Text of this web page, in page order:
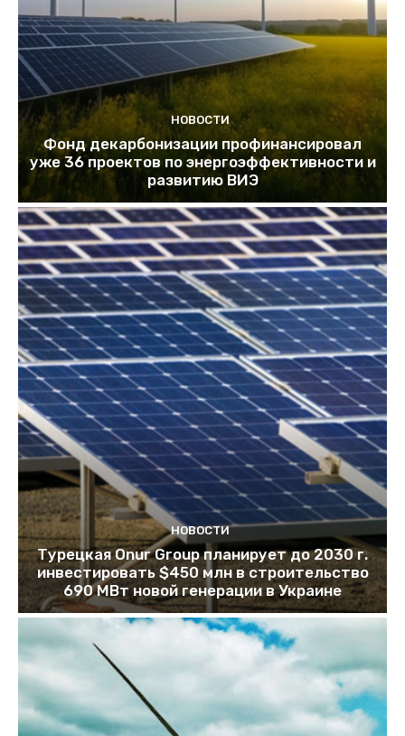
НОВОСТИ
Фонд декарбонизации профинансировал
уже 36 проектов по энергоэффективности и
развитию ВИЭ
НОВОСТИ
Турецкая Onur Group планирует до 2030 г.
инвестировать $450 млн в строительство
690 МВт новой генерации в Украине